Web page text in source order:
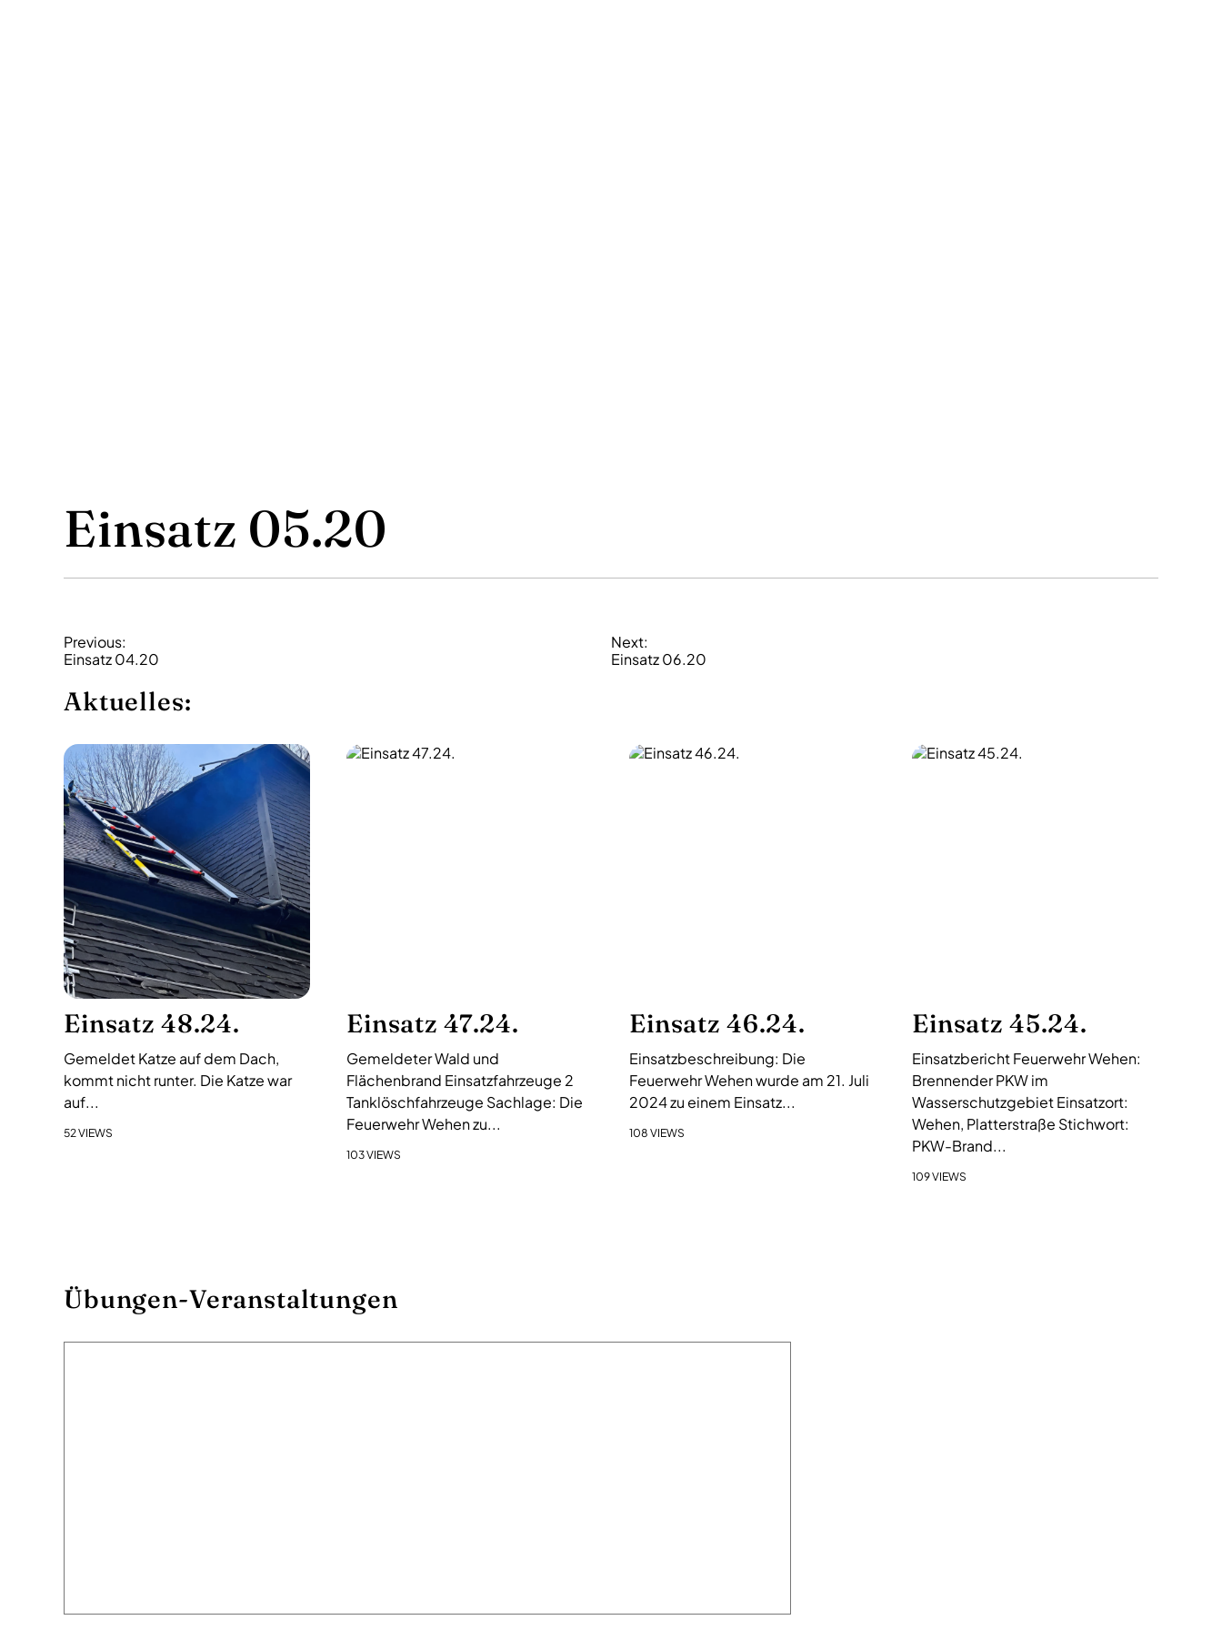
Einsatz 05.20
B
e
i
r
a
g
s
-
N
a
v
i
g
a
t
i
o
n
Previous:
Einsatz 04.20
Next:
Einsatz 06.20
Aktuelles:
Einsatz 48.24.
Gemeldet Katze auf dem Dach,
kommt nicht runter. Die Katze war
auf...
52 VIEWS
Einsatz 47.24.
Gemeldeter Wald und
Flächenbrand Einsatzfahrzeuge 2
Tanklöschfahrzeuge Sachlage: Die
Feuerwehr Wehen zu...
103 VIEWS
Einsatz 46.24.
Einsatzbeschreibung: Die
Feuerwehr Wehen wurde am 21. Juli
2024 zu einem Einsatz...
108 VIEWS
Einsatz 45.24.
Einsatzbericht Feuerwehr Wehen:
Brennender PKW im
Wasserschutzgebiet Einsatzort:
Wehen, Platterstraße Stichwort:
PKW-Brand...
109 VIEWS
Übungen-Veranstaltungen